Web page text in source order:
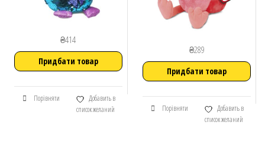
₴414
Придбати товар
Порівняти
Добавить в
список желаний
₴289
Придбати товар
Порівняти
Добавить в
список желаний